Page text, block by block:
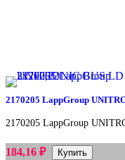
2170205 LappGroup
2170205 LappGroup
184,16 ₽